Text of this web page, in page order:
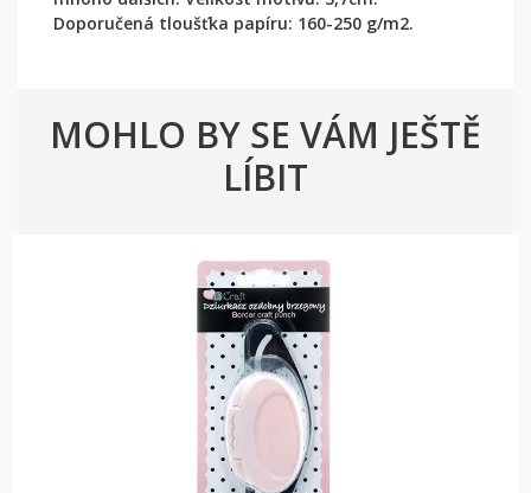
Doporučená tloušťka papíru: 160-250 g/m2.
MOHLO BY SE VÁM JEŠTĚ
LÍBIT